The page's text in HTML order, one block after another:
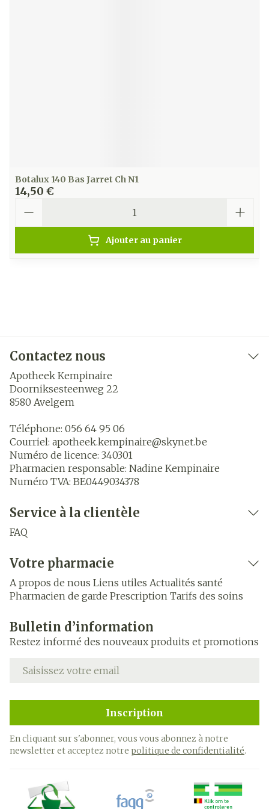
Botalux 140 Bas Jarret Ch N1
14,50 €
Ajouter au panier
Contactez nous
Apotheek Kempinaire
Doorniksesteenweg 22
8580 Avelgem
Téléphone: 056 64 95 06
Courriel: apotheek.kempinaire@skynet.be
Numéro de licence: 340301
Pharmacien responsable: Nadine Kempinaire
Numéro TVA: BE0449034378
Service à la clientèle
FAQ
Votre pharmacie
A propos de nous Liens utiles Actualités santé
Pharmacien de garde Prescription Tarifs des soins
Bulletin d’information
Restez informé des nouveaux produits et promotions
Adresse mail
Inscription
En cliquant sur s'abonner, vous vous abonnez à notre
newsletter et acceptez notre politique de confidentialité.